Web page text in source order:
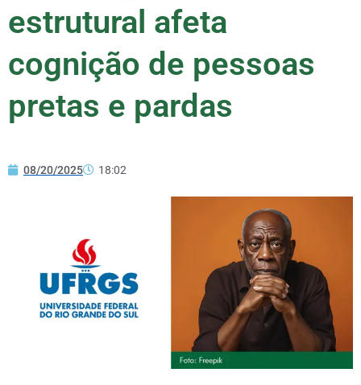
estrutural afeta
cognição de pessoas
pretas e pardas
08/20/2025 18:02